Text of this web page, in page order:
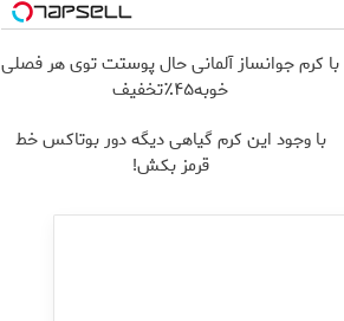
با کرم جوانساز آلمانی حال پوستت توی هر فصلی
خوبه۴۵٪تخفیف
با وجود این کرم گیاهی دیگه دور بوتاکس خط
قرمز بکش!